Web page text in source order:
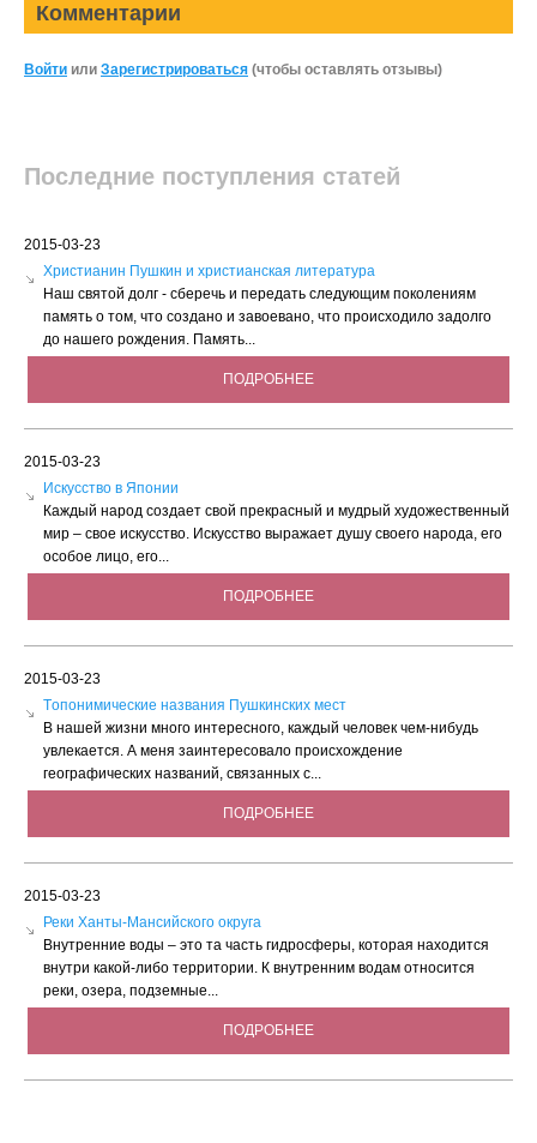
Комментарии
Войти или Зарегистрироваться (чтобы оставлять отзывы)
Последние поступления статей
2015-03-23
Христианин Пушкин и христианская литература
Наш святой долг - сберечь и передать следующим поколениям
память о том, что создано и завоевано, что происходило задолго
до нашего рождения. Память...
ПОДРОБНЕЕ
2015-03-23
Искусство в Японии
Каждый народ создает свой прекрасный и мудрый художественный
мир – свое искусство. Искусство выражает душу своего народа, его
особое лицо, его...
ПОДРОБНЕЕ
2015-03-23
Tопонимические названия Пушкинских мест
В нашей жизни много интересного, каждый человек чем-нибудь
увлекается. А меня заинтересовало происхождение
географических названий, связанных с...
ПОДРОБНЕЕ
2015-03-23
Реки Ханты-Мансийского округа
Внутренние воды – это та часть гидросферы, которая находится
внутри какой-либо территории. К внутренним водам относится
реки, озера, подземные...
ПОДРОБНЕЕ